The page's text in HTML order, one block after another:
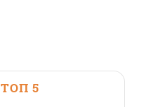
ТОП 5